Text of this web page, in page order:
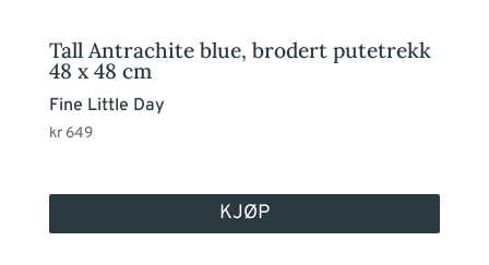
Tall Antrachite blue, brodert putetrekk
48 x 48 cm
Fine Little Day
kr649
KJØP